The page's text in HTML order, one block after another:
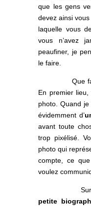
que les gens
devez ainsi
laquelle vous
vous n’avez
peaufiner, je
le faire.
Que faut-il
En premier
photo. Quand
évidemment d’
avant toute
trop pixélisé.
photo qui
compte, ce
voulez
Sur
petite